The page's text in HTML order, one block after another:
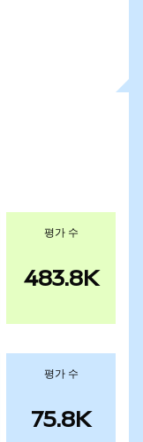
평가 수
483.8K
평가 수
75.8K